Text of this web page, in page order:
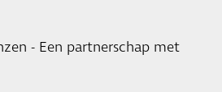
- Een partnerschap met